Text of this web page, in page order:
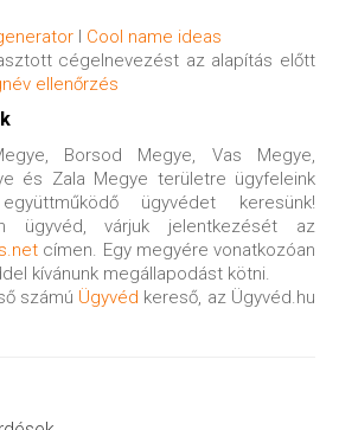
I Cool name ideas
cégelnevezést az alapítás előtt
ellenőrzés
Borsod Megye, Vas Megye,
és Zala Megye területre ügyfeleink
ügyvédet keresünk!
ügyvéd, várjuk jelentkezését az
címen. Egy megyére vonatkozóan
kívánunk megállapodást kötni.
számú Ügyvéd kereső, az Ügyvéd.hu